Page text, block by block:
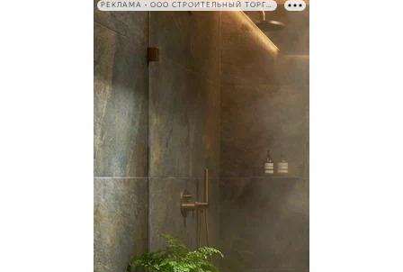
РЕКЛАМА • ООО СТРОИТЕЛЬНЫЙ ТОРГОВЫЙ ДОМ «ПЕТРОВИЧ». ИНН: 7802348846